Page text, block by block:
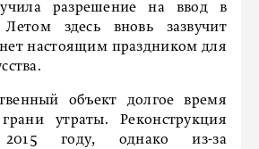
разрешение на ввод в
Летом здесь вновь зазвучит
настоящим праздником для
объект долгое время
утраты. Реконструкция
году, однако из-за